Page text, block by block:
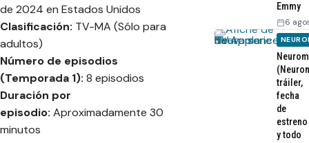
de 2024 en Estados Unidos
Clasificación: TV-MA (Sólo para
adultos)
Número de episodios
(Temporada 1): 8 episodios
Duración por
episodio: Aproximadamente 30
minutos
Emmy
6
tráiler,
fecha
de
estreno
y todo